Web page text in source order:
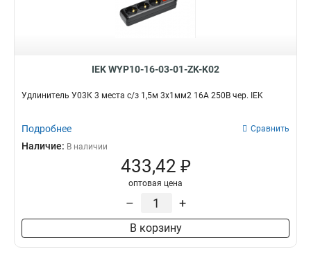
IEK WYP10-16-03-01-ZK-K02
Удлинитель У03К 3 места с/з 1,5м 3х1мм2 16А 250В чер. IEK
Подробнее Сравнить
Наличие: В наличии
433,42 ₽
оптовая цена
– +
В корзину